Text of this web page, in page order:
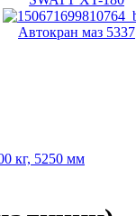
Автокран маз 5337
кг, 5250 мм